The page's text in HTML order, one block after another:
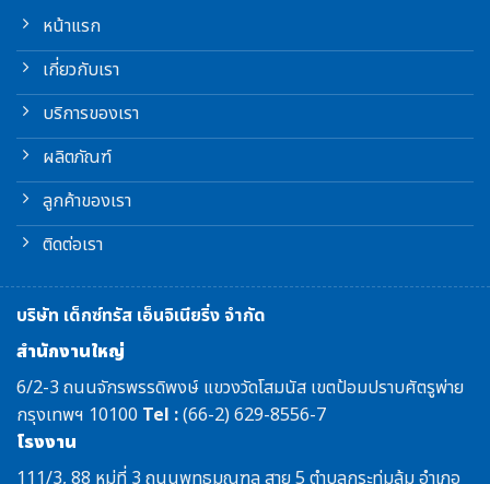
หน้าแรก
เกี่ยวกับเรา
บริการของเรา
ผลิตภัณฑ์
ลูกค้าของเรา
ติดต่อเรา
บริษัท เด็กซ์ทรัส เอ็นจิเนียริ่ง จำกัด
สำนักงานใหญ่
6/2-3 ถนนจักรพรรดิพงษ์ แขวงวัดโสมนัส เขตป้อมปราบศัตรูพ่าย
กรุงเทพฯ 10100 Tel :(66-2) 629-8556-7
โรงงาน
111/3, 88 หมู่ที่ 3 ถนนพุทธมณฑล สาย 5 ตำบลกระทุ่มล้ม อำเภอ